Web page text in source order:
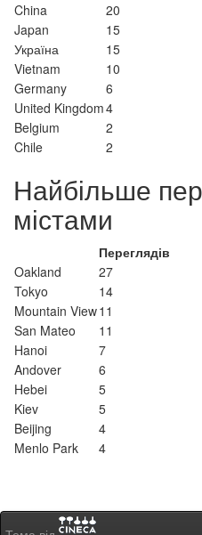
China
20
Japan
15
Україна
15
Vietnam
10
Germany
6
United Kingdom4
Belgium
2
Chile
2
Найбільше
містами
Переглядів
Oakland
27
Tokyo
14
Mountain View11
San Mateo
11
Hanoi
7
Andover
6
Hebei
5
Kiev
5
Beijing
4
Menlo Park
4